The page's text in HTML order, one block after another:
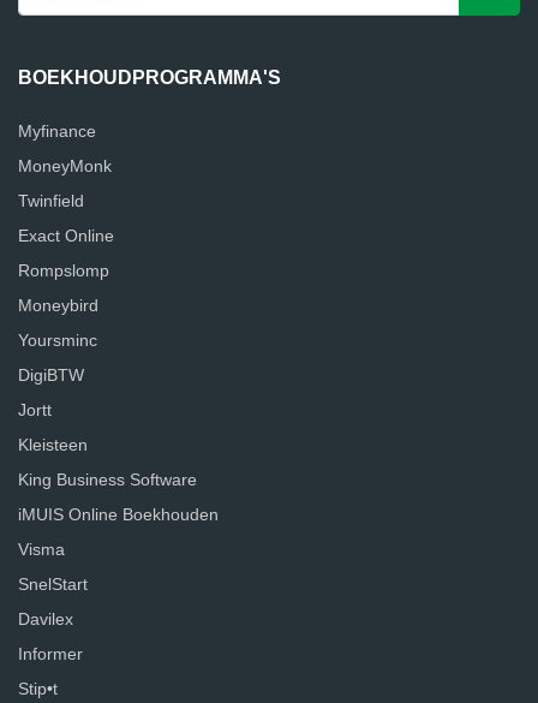
BOEKHOUDPROGRAMMA'S
Myfinance
MoneyMonk
Twinfield
Exact Online
Rompslomp
Moneybird
Yoursminc
DigiBTW
Jortt
Kleisteen
King Business Software
iMUIS Online Boekhouden
Visma
SnelStart
Davilex
Informer
Stip•t